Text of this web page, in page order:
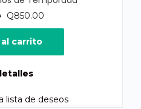
El
precio
original
era:
Q850.00El
precio
es:
carrito
lista de deseos